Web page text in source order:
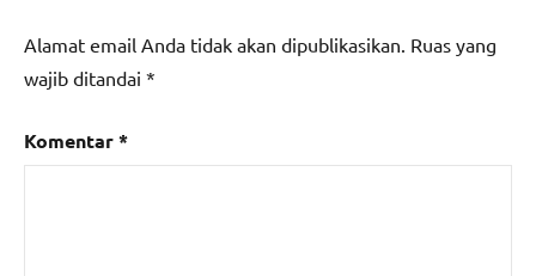
Alamat email Anda tidak akan dipublikasikan. Ruas yang
wajib ditandai *
Komentar*